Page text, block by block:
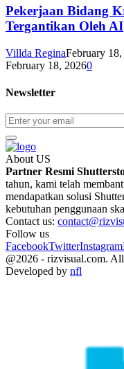
Pekerjaan Bidang
Tergantikan Oleh AI
Villda ReginaFebruary
February 18, 20260
Newsletter
About US
Partner Resmi
tahun, kami telah
mendapatkan solusi
kebutuhan penggunaan
Contact us:
Follow us
FacebookTwitterInstagram
@2026 - rizvisual.com.
Developed by nfl